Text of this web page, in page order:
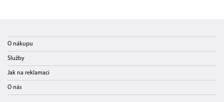
O nákupu
Služby
Jak na reklamaci
O nás